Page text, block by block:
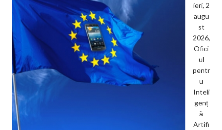
ieri, 2
augu
st
2026,
Ofici
ul
pentr
u
Inteli
genț
ă
Artifi